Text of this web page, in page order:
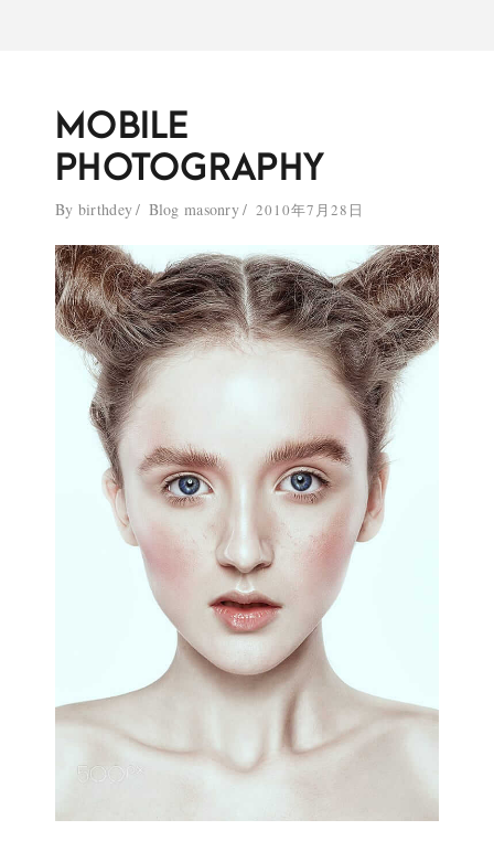
MOBILE
PHOTOGRAPHY
By birthdey Blog masonry 2010年7月28日